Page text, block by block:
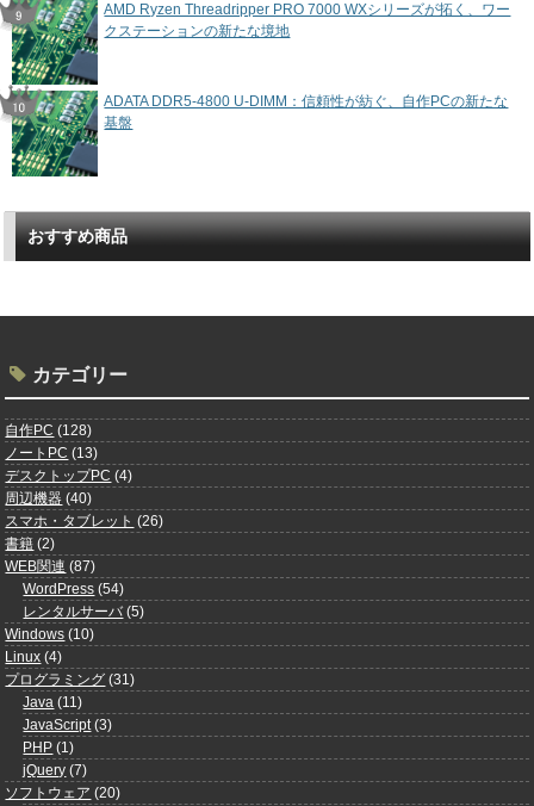
AMD Ryzen Threadripper PRO 7000 WXシリーズが拓く、ワー
クステーションの新たな境地
ADATA DDR5-4800 U-DIMM：信頼性が紡ぐ、自作PCの新たな
基盤
おすすめ商品
カテゴリー
自作PC (128)
ノートPC (13)
デスクトップPC (4)
周辺機器 (40)
スマホ・タブレット (26)
書籍 (2)
WEB関連 (87)
WordPress (54)
レンタルサーバ(5)
Windows (10)
Linux (4)
プログラミング (31)
Java (11)
JavaScript(3)
PHP (1)
jQuery (7)
ソフトウェア (20)